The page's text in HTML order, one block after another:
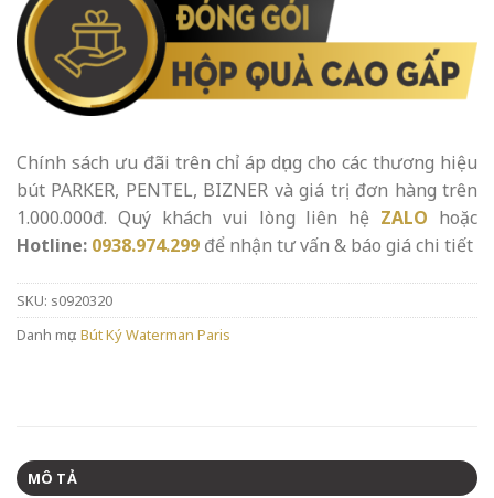
Chính sách ưu đãi trên chỉ áp dụng cho các thương hiệu
bút PARKER, PENTEL, BIZNER và giá trị đơn hàng trên
1.000.000đ. Quý khách vui lòng liên hệ ZALO hoặc
Hotline: 0938.974.299 để nhận tư vấn & báo giá chi tiết
SKU: s0920320
Danh mục: Bút Ký Waterman Paris
MÔ TẢ